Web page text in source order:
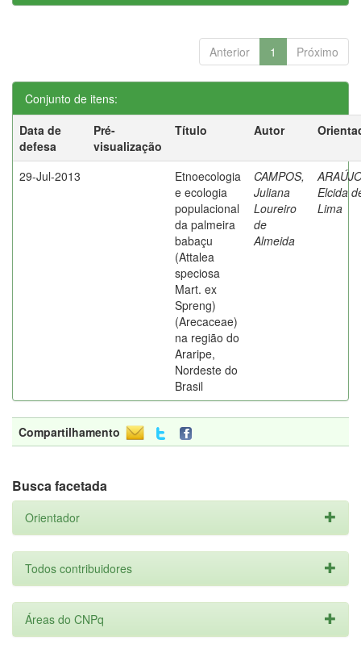
Anterior 1 Próximo
Conjunto de itens:
Data de
defesa
Pré-
visualização
Título Autor
29-Jul-2013
Etnoecologia
e ecologia
populacional
da palmeira
babaçu
(Attalea
speciosa
Mart. ex
Spreng)
(Arecaceae)
na região do
Araripe,
Nordeste do
Brasil
CAMPOS,
Juliana
Loureiro
de
Almeida
Elcida
Lima
Compartilhamento
Busca facetada
Orientador
Todos contribuidores
Áreas do CNPq